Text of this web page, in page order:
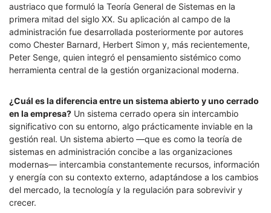
austriaco que formuló la Teoría General de Sistemas en la
primera mitad del siglo XX. Su aplicación al campo de la
administración fue desarrollada posteriormente por autores
como Chester Barnard, Herbert Simon y, más recientemente,
Peter Senge, quien integró el pensamiento sistémico como
herramienta central de la gestión organizacional moderna.
¿Cuál es la diferencia entre un sistema abierto y uno cerrado
en la empresa? Un sistema cerrado opera sin intercambio
significativo con su entorno, algo prácticamente inviable en la
gestión real. Un sistema abierto —que es como la teoría de
sistemas en administración concibe a las organizaciones
modernas— intercambia constantemente recursos, información
y energía con su contexto externo, adaptándose a los cambios
del mercado, la tecnología y la regulación para sobrevivir y
crecer.